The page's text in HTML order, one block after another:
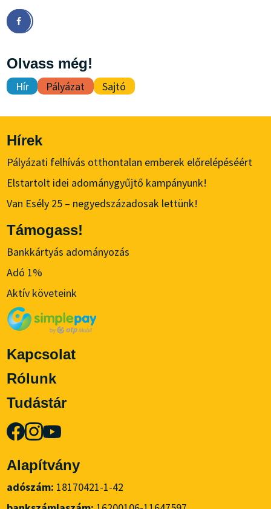
Olvass még!
Hír Pályázat Sajtó
Hírek
Pályázati felhívás otthontalan emberek előrelépéséért
Elstartolt idei adománygyűjtő kampányunk!
Van Esély 25 – negyedszázadosak lettünk!
Támogass!
Bankkártyás adományozás
Adó 1%
Aktív követeink
Kapcsolat
Rólunk
Tudástár
Alapítvány
adószám: 18170421-1-42